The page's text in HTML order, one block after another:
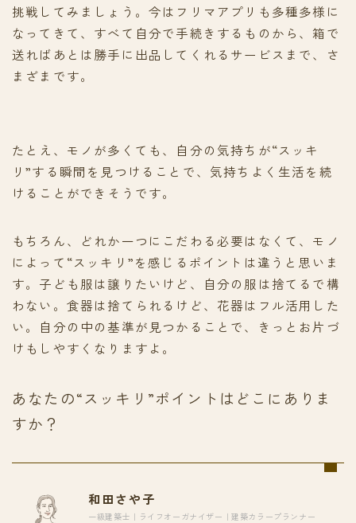
挑戦してみましょう。今はフリマアプリも多種多様に
なってきて、すべて自分で手続きするものから、箱で
送ればあとは勝手に出品してくれるサービスまで、さ
まざまです。
たとえ、モノが多くても、自分の気持ちが“スッキ
リ”する瞬間を見つけることで、気持ちよく生活を続
けることができそうです。
もちろん、どれか一つにこだわる必要はなくて、モノ
によって“スッキリ”を感じるポイントは違うと思いま
す。子ども服は譲りたいけど、自分の服は捨てるで構
わない。食器は捨てられるけど、花器はフル活用した
い。自分の中の基準が見つかることで、きっとお片づ
けもしやすくなりますよ。
あなたの“スッキリ”ポイントはどこにありま
すか？
和田さや子
一級建築士｜ライフオーガナイザー｜建築カラープランナー